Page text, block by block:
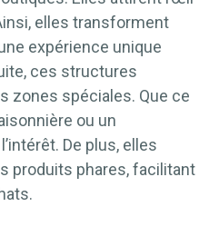
elles transforment
expérience unique
ces structures
zones spéciales. Que ce
ou un
De plus, elles
produits phares, facilitant